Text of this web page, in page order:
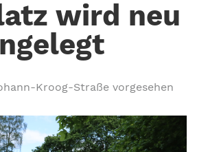
wird neu
Kroog-Straße vorgesehen